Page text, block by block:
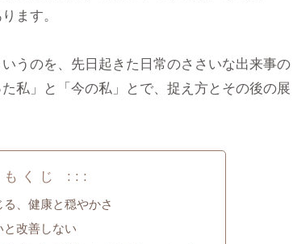
ます。
うのを、先日起きた日常のささいな出来事の
私」と「今の私」とで、捉え方とその後の展
く じ : : :
、健康と穏やかさ
改善しない